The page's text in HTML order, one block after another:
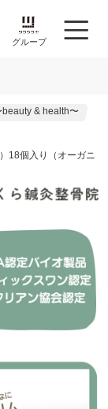
グループ
& health〜
18個入り（オーガニ